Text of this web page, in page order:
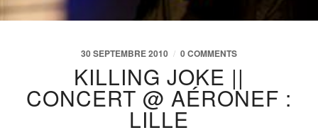
30 SEPTEMBRE 2010 / 0 COMMENTS
KILLING JOKE ||
CONCERT @ AÉRONEF :
LILLE